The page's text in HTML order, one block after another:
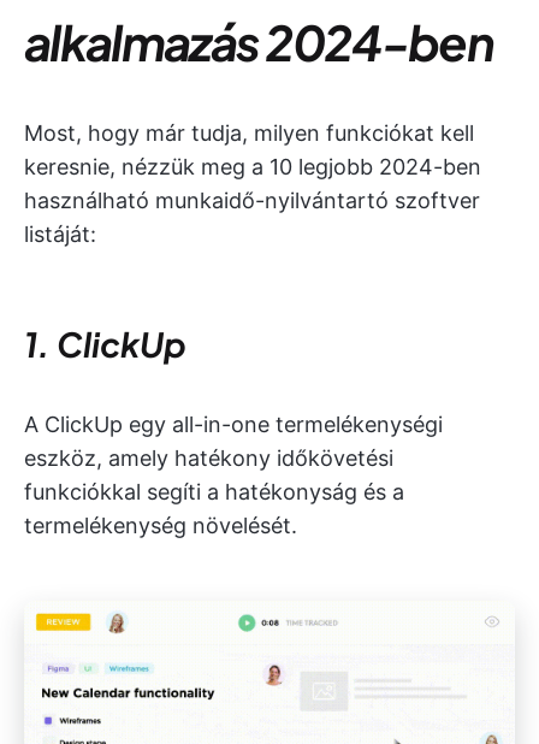
alkalmazás 2024-ben
Most, hogy már tudja, milyen funkciókat kell
keresnie, nézzük meg a 10 legjobb 2024-ben
használható munkaidő-nyilvántartó szoftver
listáját:
1. ClickUp
A ClickUp egy all-in-one termelékenységi
eszköz, amely hatékony időkövetési
funkciókkal segíti a hatékonyság és a
termelékenység növelését.